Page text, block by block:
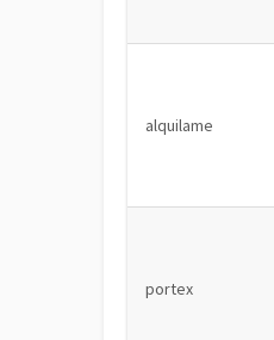
alquilame
portex